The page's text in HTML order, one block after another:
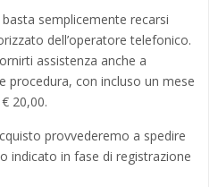
semplicemente recarsi
dell’operatore telefonico.
assistenza anche a
procedura, con incluso un mese
20,00.
provvederemo a spedire
indicato in fase di registrazione